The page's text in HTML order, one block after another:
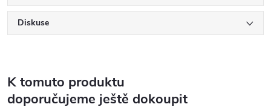
Diskuse
K tomuto produktu
doporučujeme ještě dokoupit